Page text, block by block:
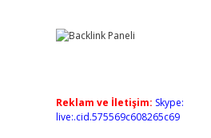
Reklam ve İletişim: Skype:
live:.cid.575569c608265c69